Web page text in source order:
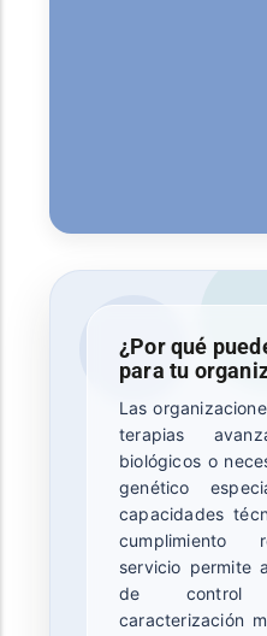
¿Por qué
para tu
Las
terapias
biológicos o
genético
capacidades
cumplimiento
servicio permite
de control
caracterización